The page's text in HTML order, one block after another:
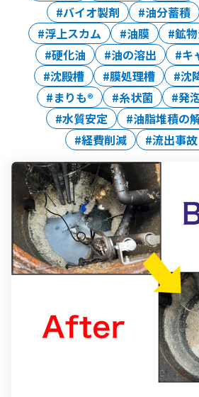
バイオ製剤
油分蓄積
浮上スカム
油膜 鉱
硬化油
油の溶出
キ
沈殿槽
膜処理槽 沈
まりも®
糸状菌 発
水質安定
油脂堆積の
経費削減
流出事故